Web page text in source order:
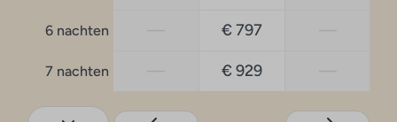
6 nachten € 797
7 nachten € 929